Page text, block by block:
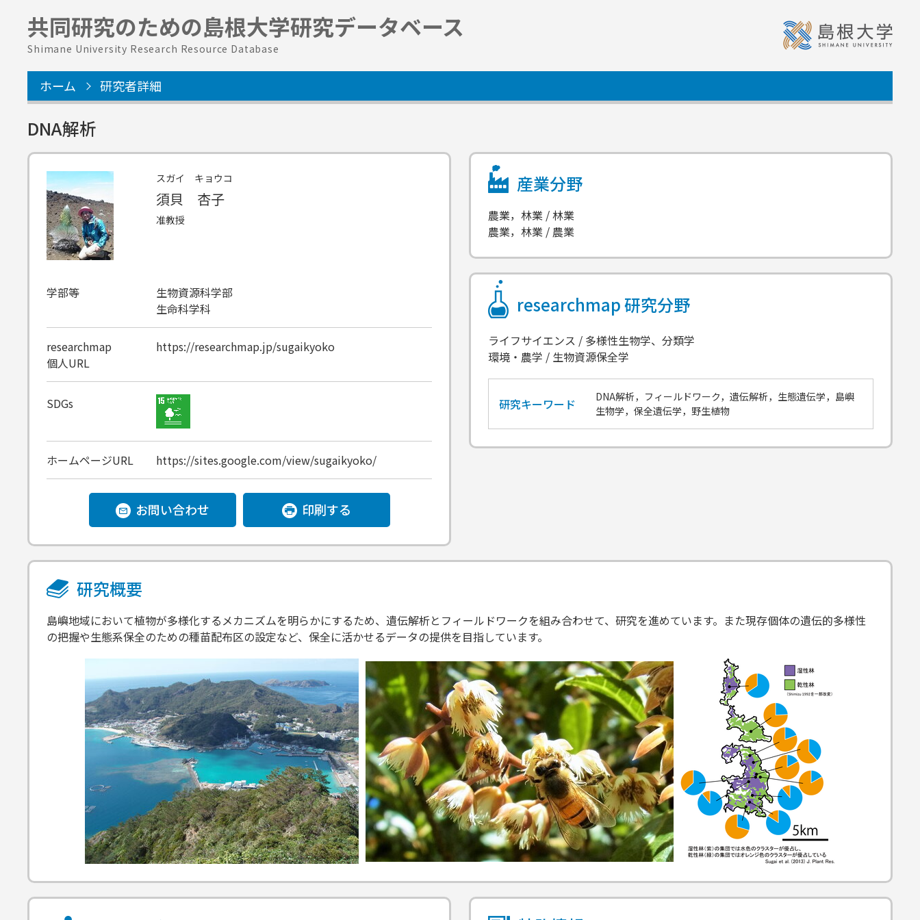
共同研究のための島根大学研究データベース
Shimane University Research Resource Database
ホーム 研究者詳細
DNA解析
スガイ キョウコ
須貝 杏子
准教授
学部等
生物資源科学部
生命科学科
researchmap
個人URL
https://researchmap.jp/sugaikyoko
SDGs
ホームページURL https://sites.google.com/view/sugaikyoko/
お問い合わせ 印刷する
産業分野
農業，林業 / 林業
農業，林業 / 農業
researchmap研究分野
ライフサイエンス / 多様性生物学、分類学
環境・農学 / 生物資源保全学
研究キーワード
DNA解析，フィールドワーク，遺伝解析，生態遺伝学，島嶼
生物学，保全遺伝学，野生植物
研究概要
島嶼地域において植物が多様化するメカニズムを明らかにするため、遺伝解析とフィールドワークを組み合わせて、研究を進めています。また現存個体の遺伝的多様性
の把握や生態系保全のための種苗配布区の設定など、保全に活かせるデータの提供を目指しています。